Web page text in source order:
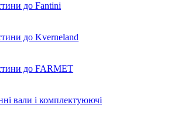
до Fantini
до Kverneland
до FARMET
вали і комплектуюючі